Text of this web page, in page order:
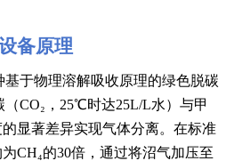
备原理
于物理溶解吸收原理的绿色脱碳
（CO₂，25℃时达25L/L水）与甲
显著差异实现气体分离。在标准
CH₄的30倍，通过将沼气加压至